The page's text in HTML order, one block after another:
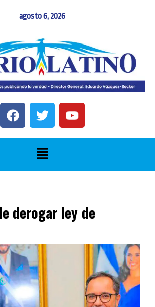
agosto 6, 2026
derogar ley de